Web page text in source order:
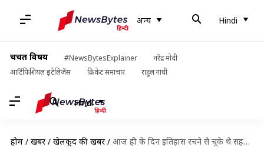
अन्य Hindi
चर्चित विषय #NewsBytesExplainer
नरेंद्र मोदी
आर्टिफिशियल इंटेलिजेंस
क्रिकेट समाचार राहुल गांधी
Hindi
होम / खबरें / खेलकूद की खबरें / आज ही के दिन इतिहास रचने से चूके थे सहवाग, अब तक नहीं बना ये रिकॉर्ड